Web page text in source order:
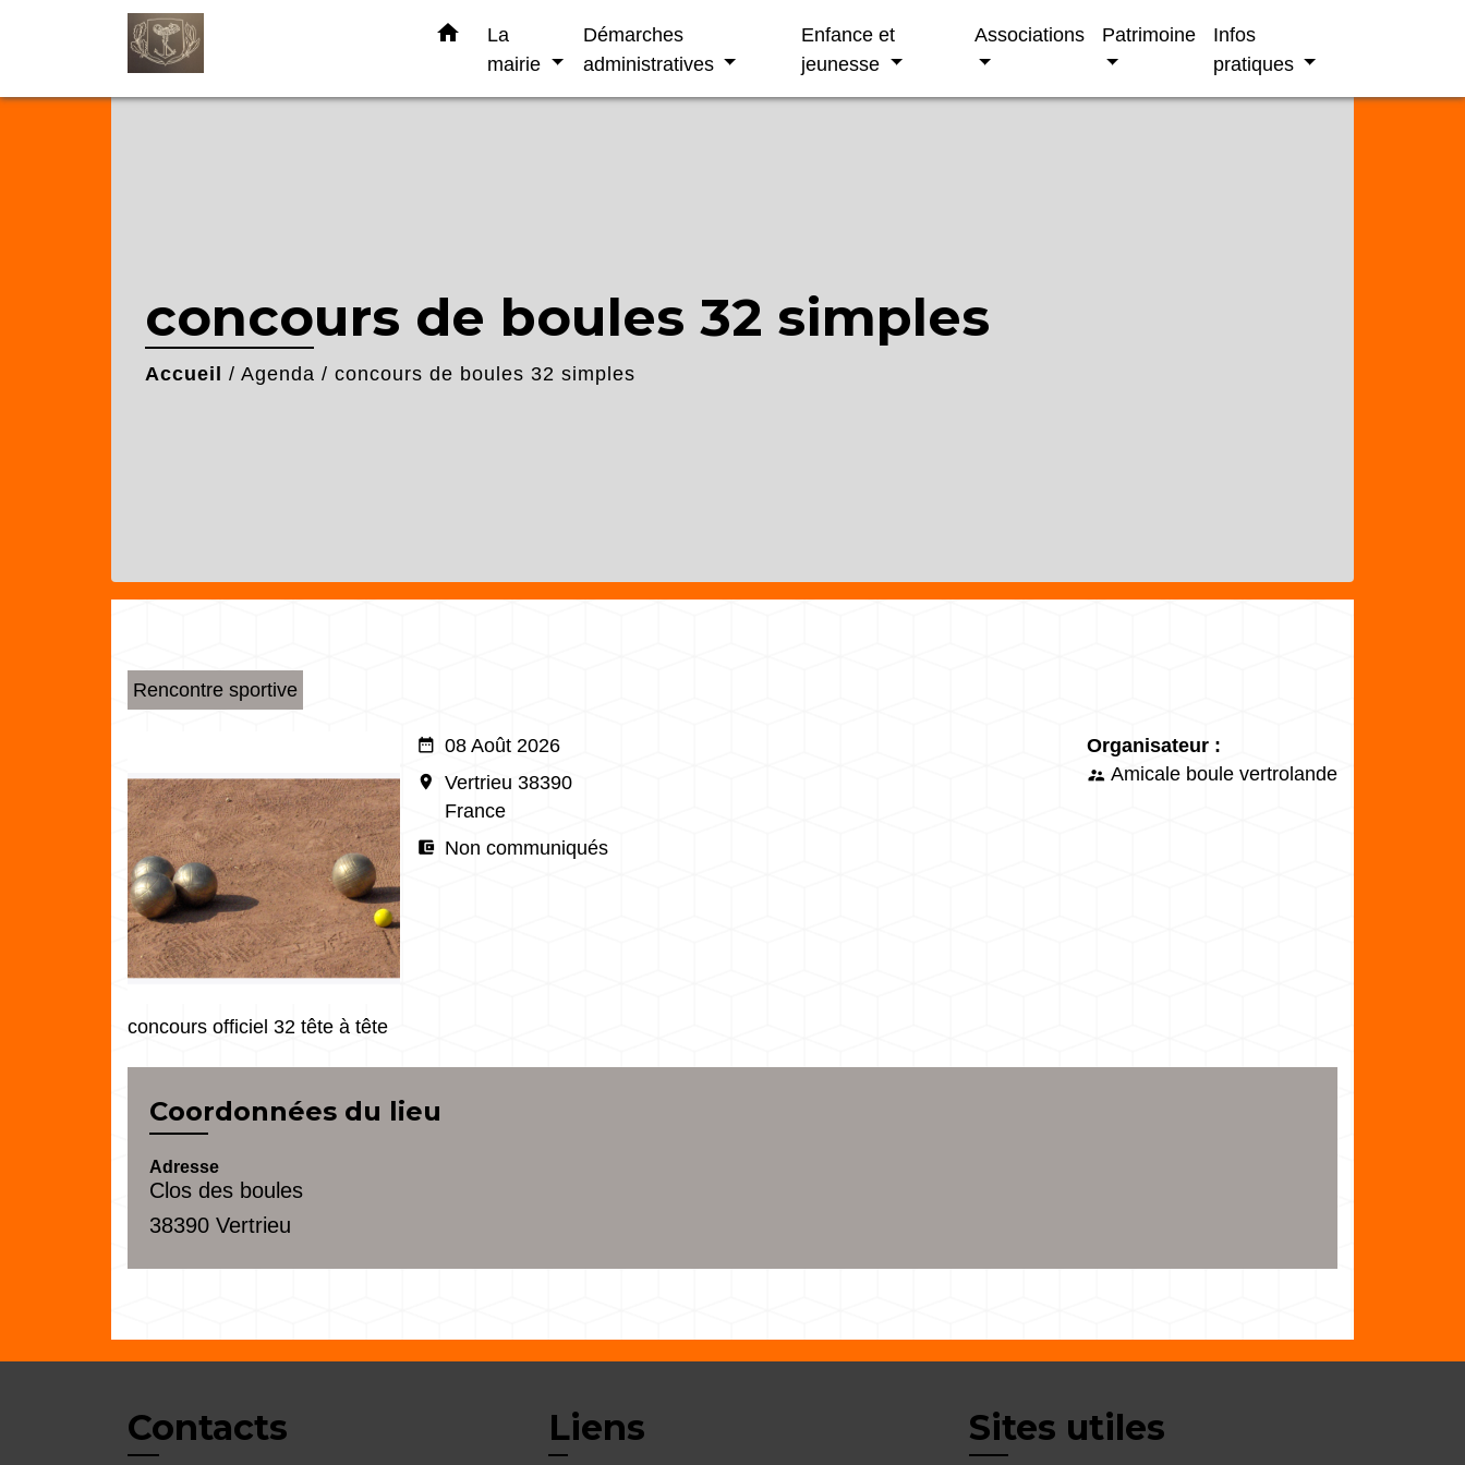
home
La
mairie
Démarches
administratives
Enfance et
jeunesse
Associations Patrimoine
Infos
pratiques
concours de boules 32 simples
Accueil / Agenda / concours de boules 32 simples
Rencontre sportive
date_range 08 Août 2026
room
Vertrieu 38390
France
account_balance_wallet Non communiqués
Organisateur :
supervisor_account Amicale boule vertrolande
concours officiel 32 tête à tête
Coordonnées du lieu
Adresse
Clos des boules
38390 Vertrieu
Contacts Liens Sites utiles